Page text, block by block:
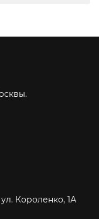
Короленко, 1А